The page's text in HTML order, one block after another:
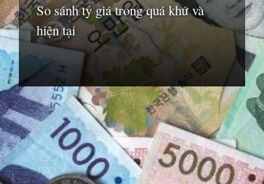
So sánh tỷ giá trong quá khứ và
hiện tại